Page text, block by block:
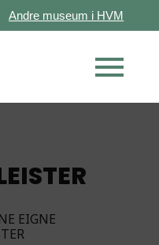
Andre museum i HVM
EIGNE